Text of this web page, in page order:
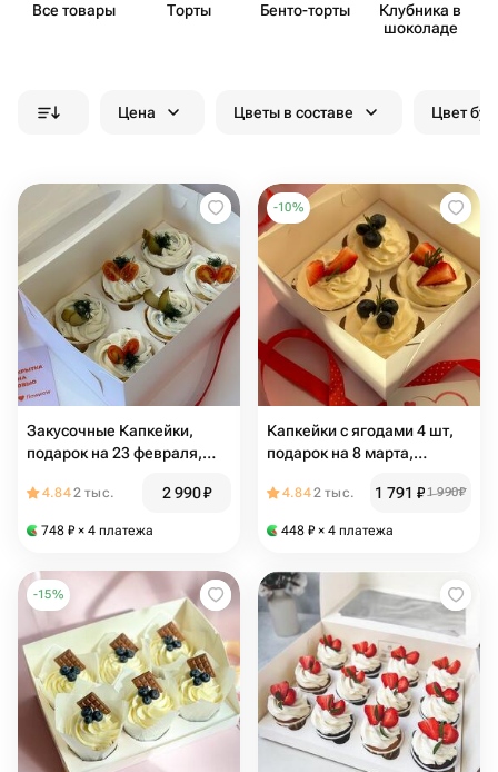
Все товары Торты Бенто​-торты
Клубника в
шоколаде
Цена Цветы в составе Цвет
Закусочные Капкейки,
подарок на 23 февраля,
Капкейки с ветчиной и
крем-чиза
4.842 тыс. 2 990₽
748 ₽ × 4 платежа
-10%
Капкейки с ягодами 4 шт,
подарок на 8 марта,
праздник
4.842 тыс. 1 791 ₽1 990₽
448 ₽ × 4 платежа
-15%